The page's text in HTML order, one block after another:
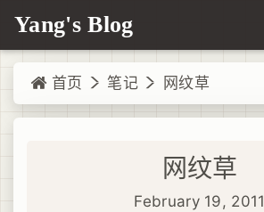
Yang's Blog
首页 笔记 网纹草
网纹草
February 19, 2011